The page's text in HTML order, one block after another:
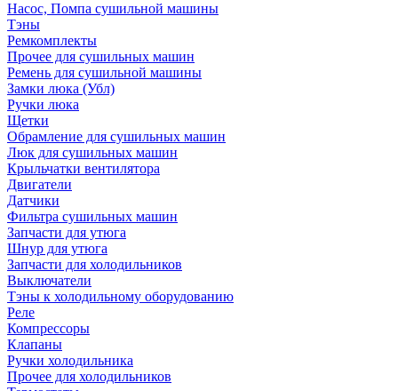
Насос, Помпа сушильной машины
Тэны
Ремкомплекты
Прочее для сушильных машин
Ремень для сушильной машины
Замки люка (Убл)
Ручки люка
Щетки
Обрамление для сушильных машин
Люк для сушильных машин
Крыльчатки вентилятора
Двигатели
Датчики
Фильтра сушильных машин
Запчасти для утюга
Шнур для утюга
Запчасти для холодильников
Выключатели
Тэны к холодильному оборудованию
Реле
Компрессоры
Клапаны
Ручки холодильника
Прочее для холодильников